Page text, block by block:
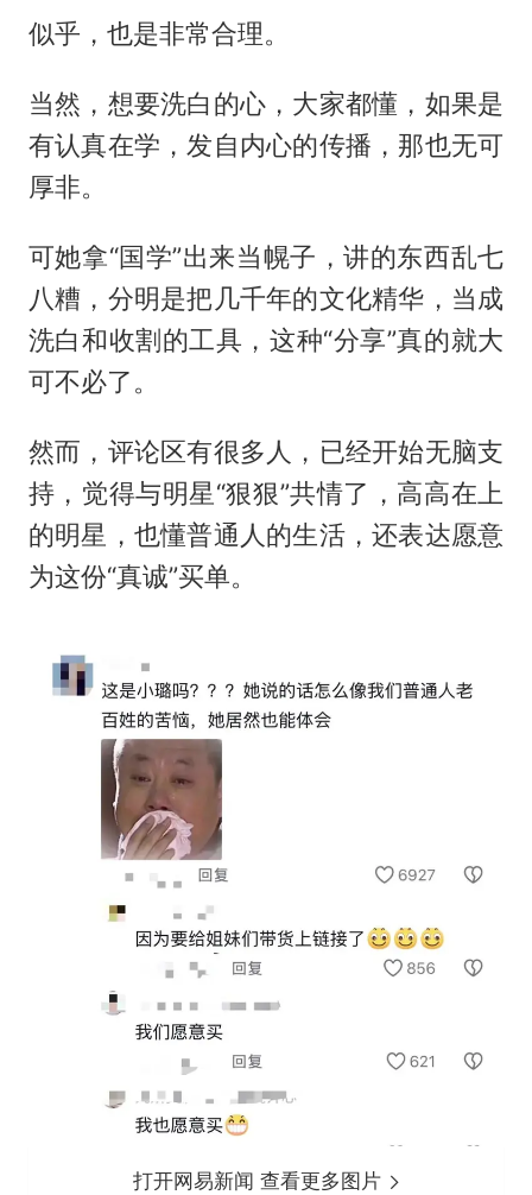
似乎，也是非常合理。
当然，想要洗白的心，大家都懂，如果是
有认真在学，发自内心的传播，那也无可
厚非。
可她拿“国学”出来当幌子，讲的东西乱七
八糟，分明是把几千年的文化精华，当成
洗白和收割的工具，这种“分享”真的就大
可不必了。
然而，评论区有很多人，已经开始无脑支
持，觉得与明星“狠狠”共情了，高高在上
的明星，也懂普通人的生活，还表达愿意
为这份“真诚”买单。
打开网易新闻 查看更多图片